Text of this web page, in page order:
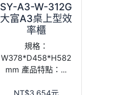
SY-A3-W-312G
大富A3桌上型效
率櫃
規格：
W378*D458*H582
mm 產品特點：...
NT$3,654元